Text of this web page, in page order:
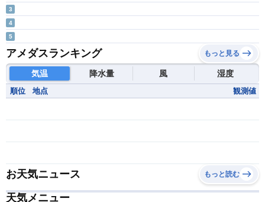
3
4
5
アメダスランキング もっと見る
気温 降水量 風 湿度
順位 地点 観測値
お天気ニュース もっと読む
天気メニュー